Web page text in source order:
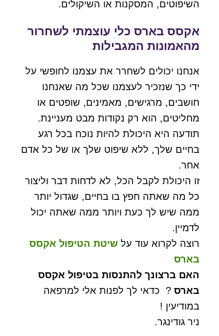
השיפוטים, המסקנות או השיקולים.
אקסס בארס כלי עוצמתי לשחרור
מהאמונות המגבילות
אנחנו יכולים לשחרר את עצמנו לחופשי על
ידי כך שנזכיר לעצמנו שכל מה שאנחנו
חושבים, מרגישים, מאמינים, שופטים או
מחליטים, הוא רק נקודות מבט מעניינת.
תודעה היא היכולת להיות נוכח בכל רגע
בחיים שלך, ללא שיפוט שלך או של כל אדם
אחר.
זו היכולת לקבל הכל, לא לדחות דבר וליצור
כל מה שאתה חפץ בו בחיים, שגדול יותר
ממה שיש לך כעת ויותר ממה שאתה יכול
לדמיין.
רוצה לקרוא עוד על שיטת הטיפול אקסס
בארס
האם ברצונך להתנסות בטיפול אקסס
בארס ? כדאי לך לפנות אלי למרפאה
במודיעין !
ניר גודינגר.